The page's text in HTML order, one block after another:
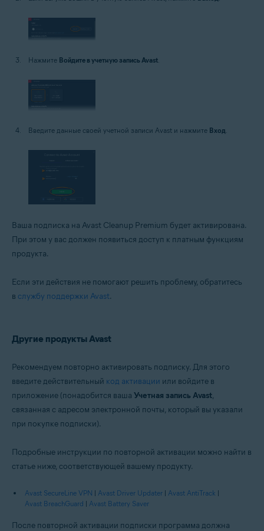
Нажмите Войдите в учетную запись Avast.
Введите данные своей учетной записи Avast и нажмите Вход.
Ваша подписка на Avast Cleanup Premium будет активирована.
При этом у вас должен появиться доступ к платным функциям
продукта.
Если эти действия не помогают решить проблему, обратитесь
в службу поддержки Avast.
Другие продукты Avast
Рекомендуем повторно активировать подписку. Для этого
введите действительный код активации или войдите в
приложение (понадобится ваша Учетная запись Avast,
связанная с адресом электронной почты, который вы указали
при покупке подписки).
Подробные инструкции по повторной активации можно найти в
статье ниже, соответствующей вашему продукту.
Avast SecureLine VPN | Avast Driver Updater | Avast AntiTrack |
Avast BreachGuard | Avast Battery Saver
После повторной активации подписки программа должна